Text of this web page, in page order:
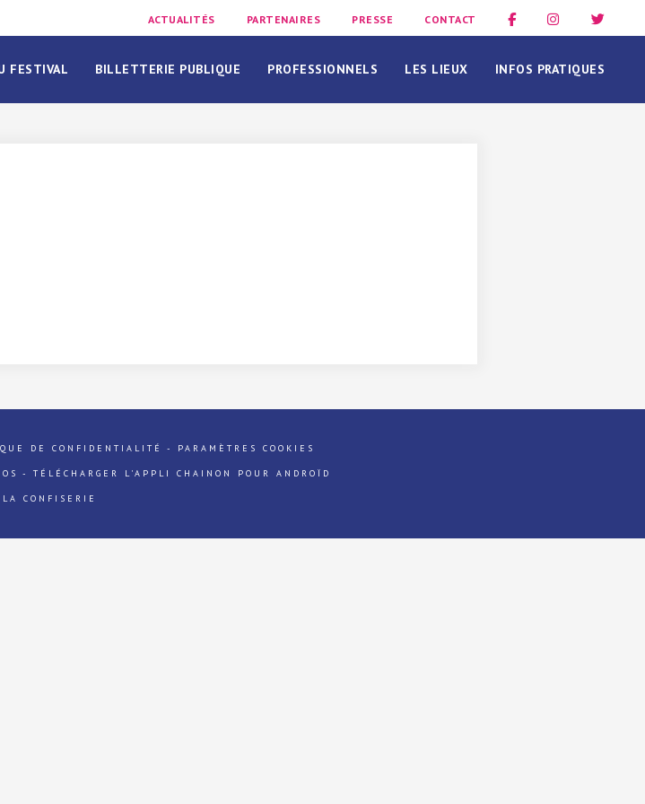
ACTUALITÉS PARTENAIRES PRESSE CONTACT
FESTIVAL BILLETTERIE PUBLIQUE PROFESSIONNELS LES LIEUX INFOS PRATIQUES
DE CONFIDENTIALITÉ - PARAMÈTRES COOKIES
- TÉLÉCHARGER L'APPLI CHAINON POUR ANDROÏD
CONFISERIE